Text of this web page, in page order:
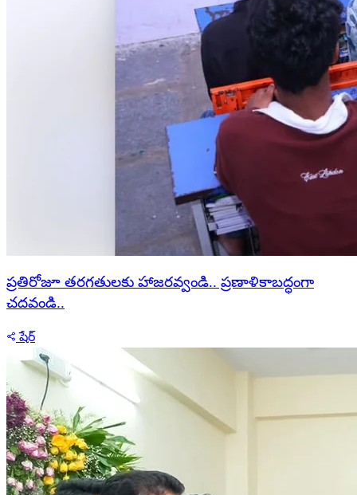
ప్రతిరోజూ తరగతులకు హాజరవ్వండి.. ప్రణాళికాబద్ధంగా
చదవండి..
షేర్